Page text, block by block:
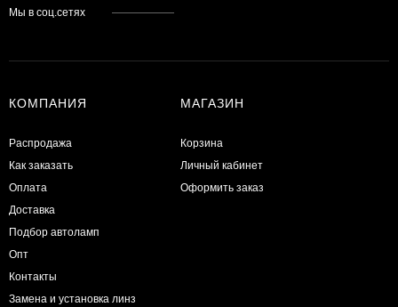
Мы в соц.сетях
КОМПАНИЯ
Распродажа
Как заказать
Оплата
Доставка
Подбор автоламп
Опт
Контакты
Замена и установка линз
МАГАЗИН
Корзина
Личный кабинет
Оформить заказ